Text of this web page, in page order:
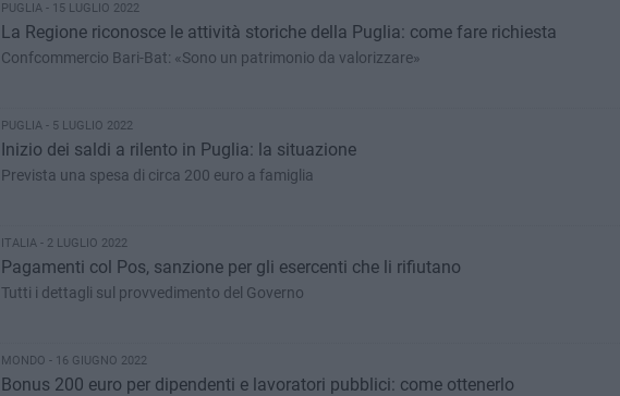
PUGLIA - 15 LUGLIO 2022
La Regione riconosce le attività storiche della Puglia: come fare richiesta
Confcommercio Bari-Bat: «Sono un patrimonio da valorizzare»
PUGLIA - 5 LUGLIO 2022
Inizio dei saldi a rilento in Puglia: la situazione
Prevista una spesa di circa 200 euro a famiglia
ITALIA - 2 LUGLIO 2022
Pagamenti col Pos, sanzione per gli esercenti che li rifiutano
Tutti i dettagli sul provvedimento del Governo
MONDO - 16 GIUGNO 2022
Bonus 200 euro per dipendenti e lavoratori pubblici: come ottenerlo